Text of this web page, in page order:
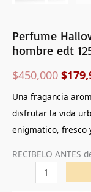
Perfume
hombre edt
$450,000 $
Una fragancia
disfrutar la vida
enigmatico, fresco
RECIBELO ANTES